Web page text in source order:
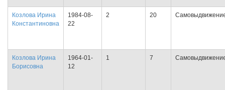
Козлова Ирина
Константиновна
1984-08-
22
2 20
Козлова Ирина
Борисовна
1964-01-
12
1 7